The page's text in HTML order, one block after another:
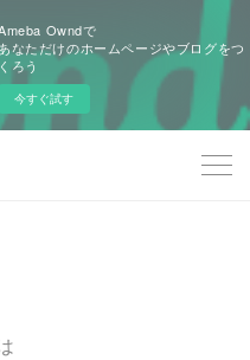
Owndで
なただけのホームページやブログをつ
くろう
今すぐ試す